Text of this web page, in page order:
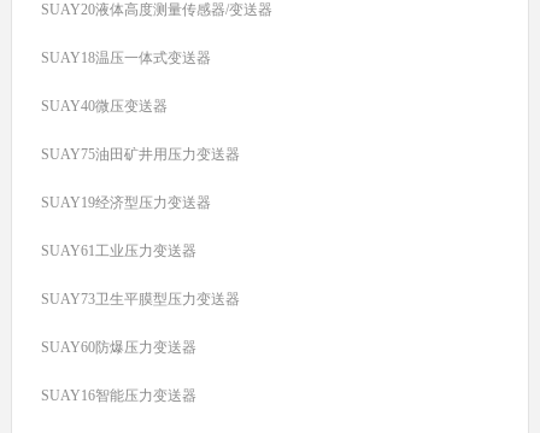
SUAY20液体高度测量传感器/变送器
SUAY18温压一体式变送器
SUAY40微压变送器
SUAY75油田矿井用压力变送器
SUAY19经济型压力变送器
SUAY61工业压力变送器
SUAY73卫生平膜型压力变送器
SUAY60防爆压力变送器
SUAY16智能压力变送器